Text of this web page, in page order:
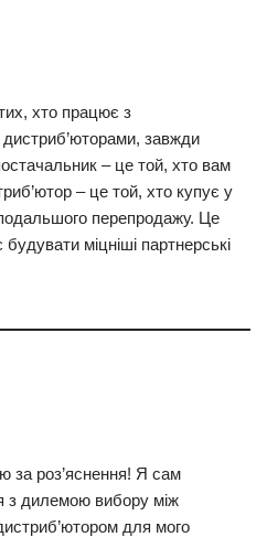
хто працює з
завжди
– це той, хто вам
– це той, хто купує у
перепродажу. Це
міцніші партнерські
за роз’яснення! Я сам
з дилемою вибору між
для мого